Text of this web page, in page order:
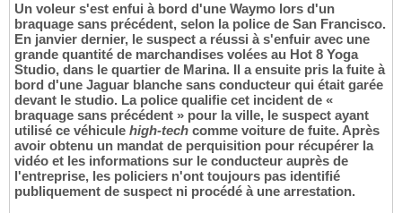
Un voleur s'est enfui à bord d'une Waymo lors d'un
braquage sans précédent, selon la police de San Francisco.
En janvier dernier, le suspect a réussi à s'enfuir avec une
grande quantité de marchandises volées au Hot 8 Yoga
Studio, dans le quartier de Marina. Il a ensuite pris la fuite à
bord d'une Jaguar blanche sans conducteur qui était garée
devant le studio. La police qualifie cet incident de «
braquage sans précédent » pour la ville, le suspect ayant
utilisé ce véhicule high-tech comme voiture de fuite. Après
avoir obtenu un mandat de perquisition pour récupérer la
vidéo et les informations sur le conducteur auprès de
l'entreprise, les policiers n'ont toujours pas identifié
publiquement de suspect ni procédé à une arrestation.